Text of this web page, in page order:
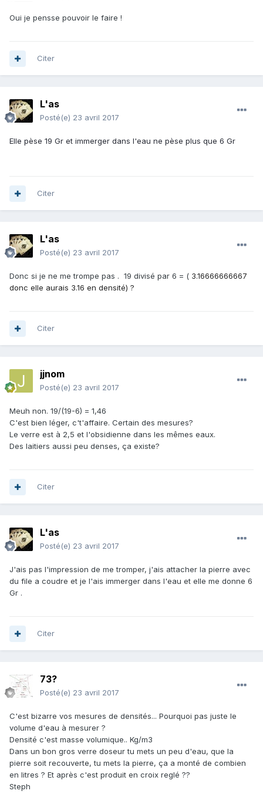
Oui je pensse pouvoir le faire !
Citer
L'as
Posté(e) 23 avril 2017
Elle pèse 19 Gr et immerger dans l'eau ne pèse plus que 6 Gr
Citer
L'as
Posté(e) 23 avril 2017
Donc si je ne me trompe pas . 19 divisé par 6 = ( 3.16666666667
donc elle aurais 3.16 en densité) ?
Citer
jjnom
Posté(e) 23 avril 2017
Meuh non. 19/(19-6) = 1,46
C'est bien léger, c't'affaire. Certain des mesures?
Le verre est à 2,5 et l'obsidienne dans les mêmes eaux.
Des laitiers aussi peu denses, ça existe?
Citer
L'as
Posté(e) 23 avril 2017
J'ais pas l'impression de me tromper, j'ais attacher la pierre avec
du file a coudre et je l'ais immerger dans l'eau et elle me donne 6
Gr .
Citer
73?
Posté(e) 23 avril 2017
C'est bizarre vos mesures de densités... Pourquoi pas juste le
volume d'eau à mesurer ?
Densité c'est masse volumique.. Kg/m3
Dans un bon gros verre doseur tu mets un peu d'eau, que la
pierre soit recouverte, tu mets la pierre, ça a monté de combien
en litres ? Et après c'est produit en croix reglé ??
Steph